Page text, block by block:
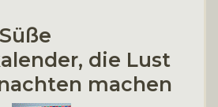
die Lust
machen